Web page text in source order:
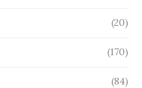
(20)
(170)
(84)